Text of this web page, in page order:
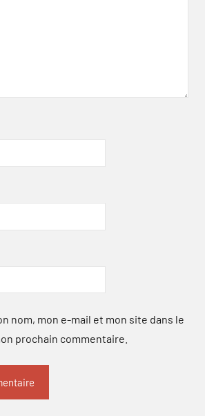
nom, mon e-mail et mon site dans le
prochain commentaire.